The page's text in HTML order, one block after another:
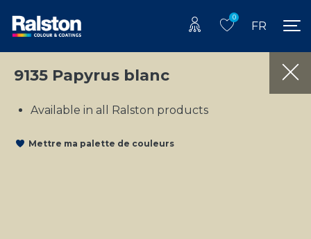
0
FR
9135 Papyrus blanc
Available in all Ralston products
Mettre ma palette de couleurs